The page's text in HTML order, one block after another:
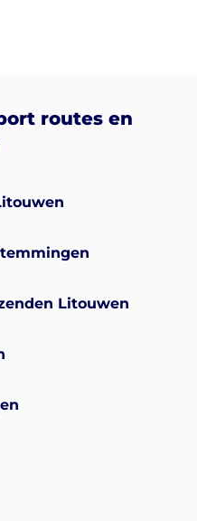
routes en
Litouwen